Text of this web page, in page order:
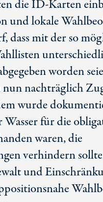
dieID-Karten
und lokale
dass mit der so
worden
nachträglich
wurde
für die
waren, die
verhindern
und